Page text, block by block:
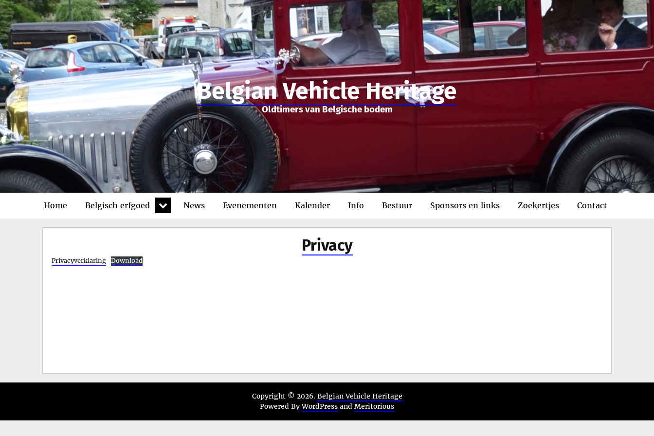
Belgian Vehicle Heritage
Oldtimers van Belgische bodem
Home Belgisch erfgoed
expand
child
News Evenementen Kalender Info Bestuur Sponsors en links Zoekertjes Contact
Privacy
Privacyverklaring Download
Copyright © 2026. Belgian Vehicle Heritage
Powered ByWordPress and Meritorious